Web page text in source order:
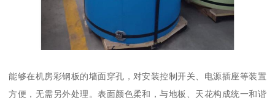
能够在机房彩钢板的墙面穿孔，对安装控制开关、电源插座等装置
方便，无需另外处理。表面颜色柔和，与地板、天花构成统一和谐